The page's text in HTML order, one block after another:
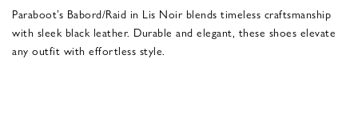
Paraboot’s Babord/Raid in Lis Noir blends timeless craftsmanship
with sleek black leather. Durable and elegant, these shoes elevate
any outfit with effortless style.